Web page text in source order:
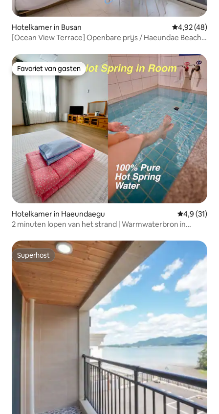
Hotelkamer in Busan Gemiddelde
4,92 (48)
[Ocean View Terrace] Openbare prijs / Haeundae Beach 3
Familiekamer / Netflix beschikbaar / Wasmachine droger
Favoriet van gasten
Favoriet van gasten
Hotelkamer in Haeundaegu
4,9 (31)
2 minuten lopen van het strand | Warmwaterbron in
Superhost
Superhost